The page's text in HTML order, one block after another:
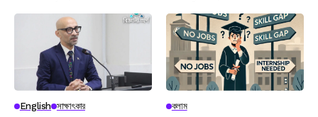
English সাক্ষাৎকার কলাম